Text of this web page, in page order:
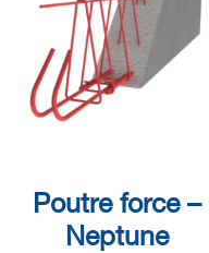
Poutre force –
Neptune